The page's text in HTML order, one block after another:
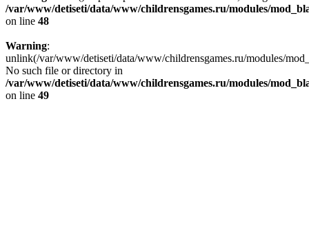
/var/www/detiseti/data/www/childrensgames.ru/modules/
on line 48
Warning:
unlink(/var/www/detiseti/data/www/childrensgames.ru/modules/
No such file or directory in
/var/www/detiseti/data/www/childrensgames.ru/modules/
on line 49